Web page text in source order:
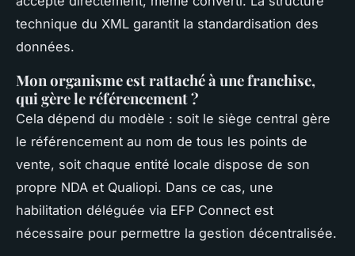
technique du XML garantit la standardisation des
données.
Mon organisme est rattaché à une franchise,
qui gère le référencement ?
Cela dépend du modèle : soit le siège central gère
le référencement au nom de tous les points de
vente, soit chaque entité locale dispose de son
propre NDA et Qualiopi. Dans ce cas, une
habilitation déléguée via EFP Connect est
nécessaire pour permettre la gestion décentralisée.